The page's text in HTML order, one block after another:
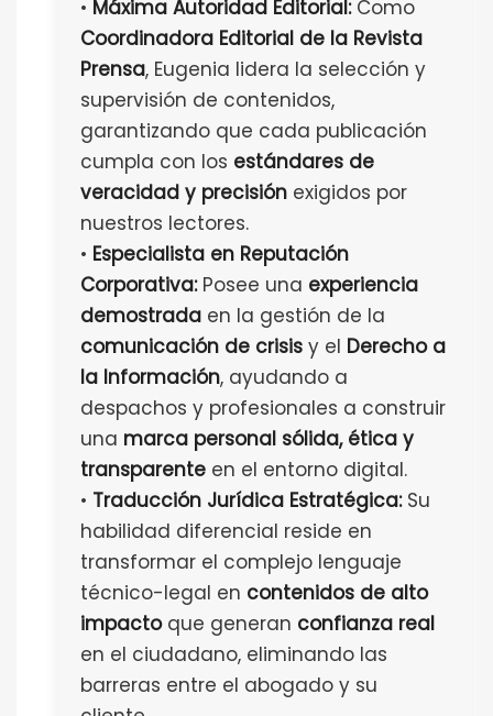
• Máxima Autoridad Editorial:Como
Coordinadora Editorial de la Revista
Prensa, Eugenia lidera la selección y
supervisión de contenidos,
garantizando que cada publicación
cumpla con los estándares de
veracidad y precisión exigidos por
nuestros lectores.
• Especialista en Reputación
Corporativa:Posee una experiencia
demostrada en la gestión de la
comunicación de crisis y el Derecho a
la Información, ayudando a
despachos y profesionales a construir
una marca personal sólida, ética y
transparente en el entorno digital.
• Traducción Jurídica Estratégica:Su
habilidad diferencial reside en
transformar el complejo lenguaje
técnico-legal en contenidos de alto
impactoque generan confianza real
en el ciudadano, eliminando las
barreras entre el abogado y su